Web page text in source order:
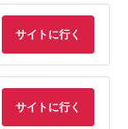
サイトに行く
サイトに行く